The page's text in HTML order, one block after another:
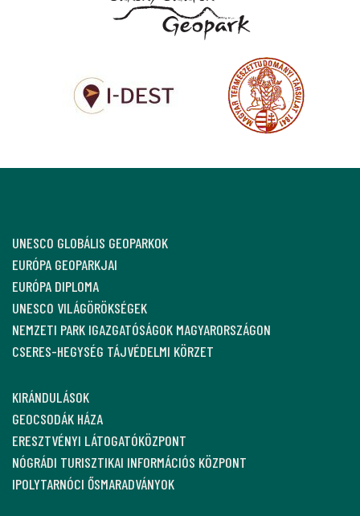
UNESCO GLOBÁLIS GEOPARKOK
EURÓPA GEOPARKJAI
EURÓPA DIPLOMA
UNESCO VILÁGÖRÖKSÉGEK
NEMZETI PARK IGAZGATÓSÁGOK MAGYARORSZÁGON
CSERES-HEGYSÉG TÁJVÉDELMI KÖRZET
KIRÁNDULÁSOK
GEOCSODÁK HÁZA
ERESZTVÉNYI LÁTOGATÓKÖZPONT
NÓGRÁDI TURISZTIKAI INFORMÁCIÓS KÖZPONT
IPOLYTARNÓCI ŐSMARADVÁNYOK